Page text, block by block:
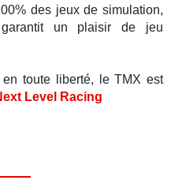
des jeux de simulation,
un plaisir de jeu
en toute liberté, leTMX est
Level Racing